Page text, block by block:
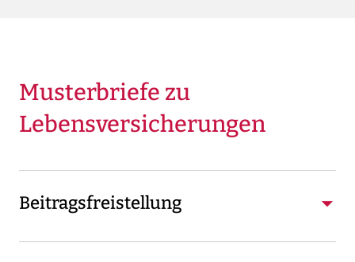
Musterbriefe zu
Lebensversicherungen
Beitragsfreistellung